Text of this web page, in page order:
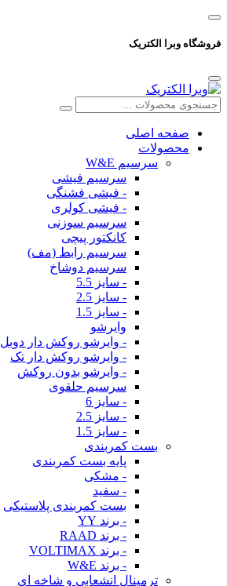
فروشگاه وبرا الکتریک
صفحه اصلی
محصولات
سرسیم W&E
سرسیم فیشی
- فیشی فشنگی
- فیشی کولری
سرسیم سوزنی
کانکتور پیچی
سرسیم رابط (مف)
سرسیم دوشاخ
- سایز 5.5
- سایز 2.5
- سایز 1.5
وایرشو
- وایرشو روکش دار دوبل
- وایرشو روکش دار تک
- وایرشو بدون روکش
سرسیم حلقوی
- سایز 6
- سایز 2.5
- سایز 1.5
بست کمربندی
پایه بست کمربندی
- مشکی
- سفید
بست کمربندی پلاستیکی
- برند YY
- برند RAAD
- برند VOLTIMAX
- برند W&E
ترمینال انشعابی و شاخه ای